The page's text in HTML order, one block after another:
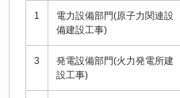
1
電力設備部門(原子力関連設
備建設工事)
3
発電設備部門(火力発電所建
設工事)